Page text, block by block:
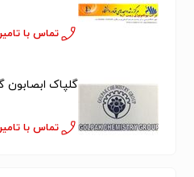
تماس با
گلپاک ابصابون
تماس با